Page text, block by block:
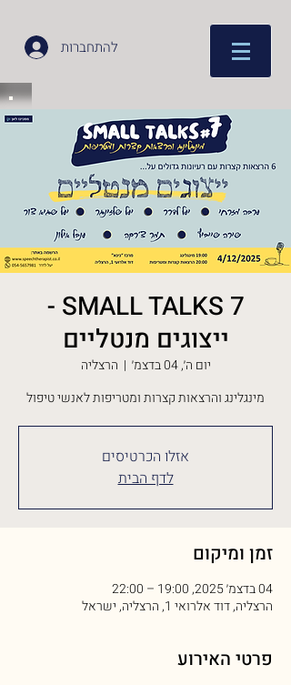
להתחברות
SMALL TALKS 7 -
ייצוגים מנטליים
יום ה׳, 04 בדצמ׳
  |
הרצליה
מינגלינג והרצאות קצרות ומטריפות לאנשי טיפול
אזלו הכרטיסים
לדף הבית
זמן ומיקום
04 בדצמ׳ 2025, 19:00 – 22:00
הרצליה, דוד אלרואי 1, הרצליה, ישראל
פרטי האירוע